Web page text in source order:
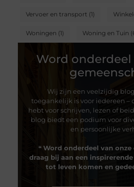
Vervoer en transport (1)
Woningen (1) Woning en Tuin
Word onderdeel
Wij zijn een veelzijdig
toegankelijk is voor iedereen –
hebt voor schrijven, lezen of
blog biedt een podium voor
en persoonlijke
❝ Word onderdeel van
draag bij aan een
tot leven komen en